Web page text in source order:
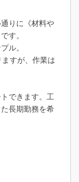
りに《材料や
す。
ル。
すが、作業は
できます。工
長期勤務を希